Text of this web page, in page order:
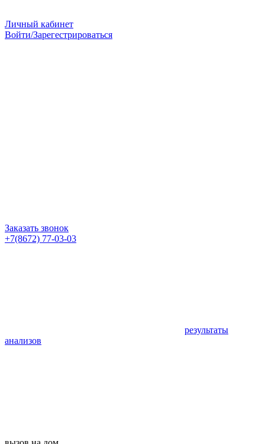
Личный кабинет
Войти/Зарегестрироваться
Заказать звонок
+7(8672) 77-03-03
результаты
анализов